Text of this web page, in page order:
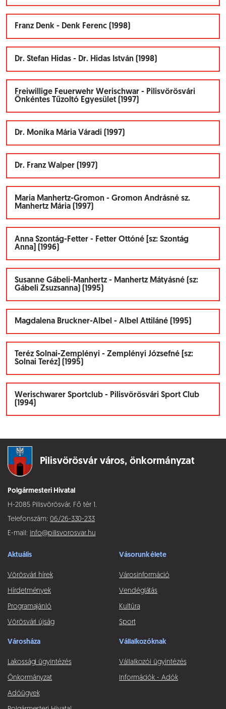
Franz Denk - Denk Ferenc (1998)
Dr. Stefan Hidas - Dr. Hidas István (1998)
Freiwillige Feuerwehr Werischwar - Pilisvörösvári
Önkéntes Tűzoltó Egyesület (1997)
Dr. Monika Mária Váradi (1997)
Dr. Franz Walper (1997)
Maria Manhertz-Gromon - Gromon Andrásné sz.
Manhertz Mária (1997)
Anna Szontág-Fetter - Fetter Ottóné [sz: Szontág
Anna] (1996)
Susanne Gábeli-Manhertz - Manhertz Mátyásné (sz:
Gábeli Zsuzsanna) (1995)
Magdalena Bruckner-Albel - Albel Attiláné (1995)
Teréz Solnai-Zemplényi - Zemplényi Józsefné [sz:
Solnai Teréz] (1995)
Werischwarer Sportclub - Pilisvörösvári Sport Club
(1994)
Pilisvörösvár város, önkormányzat
Polgármesteri Hivatal
H-2085 Pilisvörösvár, Fő tér 1.
Telefonszám: 06/26-330-233
E-mail: info@pilisvorosvar.hu
Aktuális
Vörösvári hírek
Hírdetmények
Programajánló
Vörösvári újság
Vásorunk élete
Városinformáció
Vendéglátás
Kultúra
Sport
Városháza
Lakossági ügyintézés
Önkormányzat
Adóügyek
Vállalkozóknak
Vállalkozói ügyintézés
Információk - Adók